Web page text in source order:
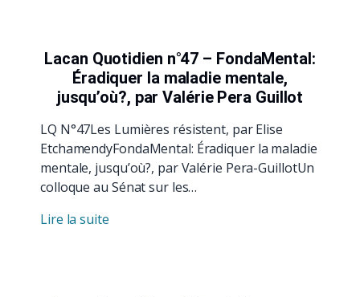
Lacan Quotidien n°47 – FondaMental:
Éradiquer la maladie mentale,
jusqu’où?, par Valérie Pera Guillot
LQ N°47Les Lumières résistent, par Elise
EtchamendyFondaMental: Éradiquer la maladie
mentale, jusqu’où?, par Valérie Pera-GuillotUn
colloque au Sénat sur les…
Lire la suite